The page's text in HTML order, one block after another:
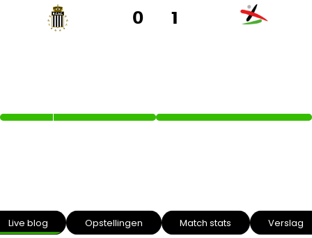
0 1
Intro text
Live blog Opstellingen Match stats Verslag